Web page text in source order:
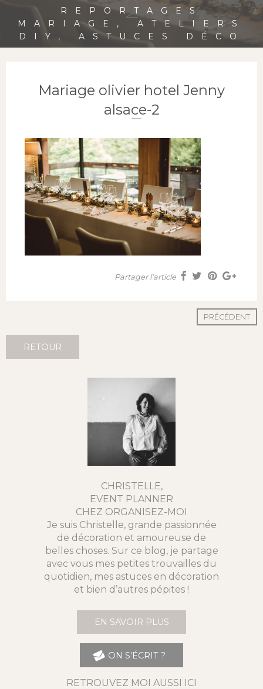
2
REPORTAGES
MARIAGE, ATELIERS
DIY, ASTUCES DÉCO
Mariage olivier hotel Jenny
alsace-2
Partager l'article
PRÉCÉDENT
RETOUR
CHRISTELLE,
EVENT PLANNER
CHEZ ORGANISEZ-MOI
Je suis Christelle, grande passionnée
de décoration et amoureuse de
belles choses. Sur ce blog, je partage
avec vous mes petites trouvailles du
quotidien, mes astuces en décoration
et bien d’autres pépites !
EN SAVOIR PLUS
ON S'ÉCRIT ?
RETROUVEZ MOI AUSSI ICI